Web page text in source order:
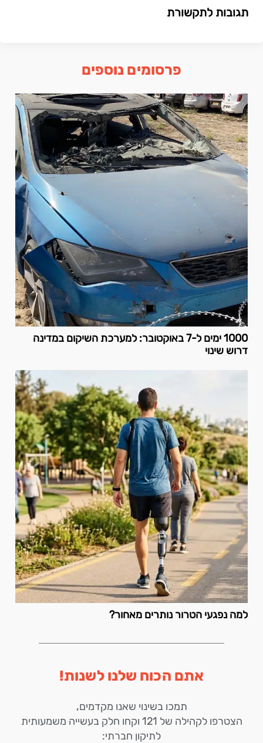
תגובות לתקשורת
פרסומים נוספים
1000 ימים ל-7 באוקטובר: למערכת השיקום במדינה
דרוש שינוי
למה נפגעי הטרור נותרים מאחור?
אתם הכוח שלנו לשנות!
תמכו בשינוי שאנו מקדמים,
הצטרפו לקהילה של 121 וקחו חלק בעשייה משמעותית
לתיקון חברתי: